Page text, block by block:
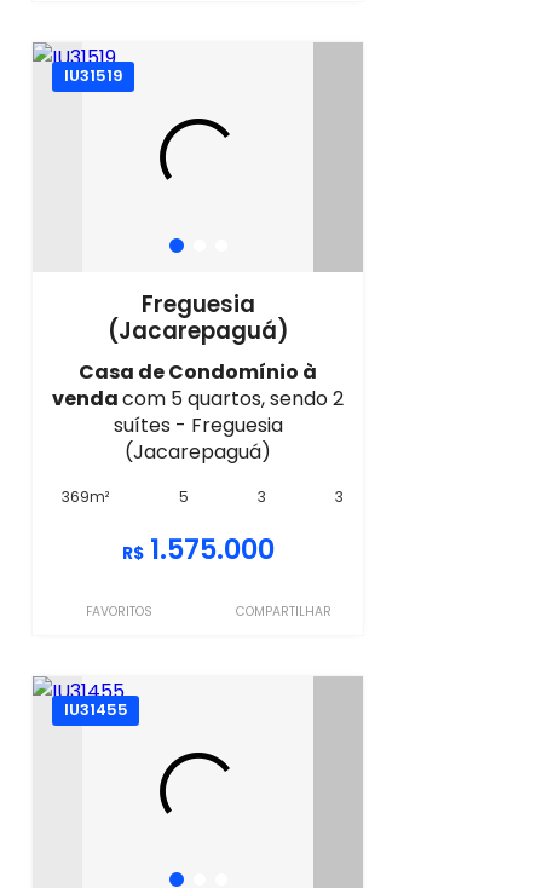
IU31519
Freguesia
(Jacarepaguá)
Casa de Condomínio à
vendacom 5 quartos, sendo 2
suítes - Freguesia
(Jacarepaguá)
369m² 5 3 3
R$ 1.575.000
FAVORITOS COMPARTILHAR
IU31455